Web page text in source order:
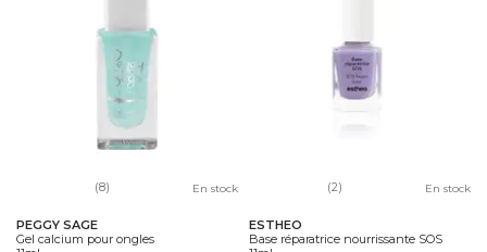
(8) En stock
PEGGY SAGE
Gel calcium pour ongles
(2) En stock
ESTHEO
Base réparatrice nourrissante SOS